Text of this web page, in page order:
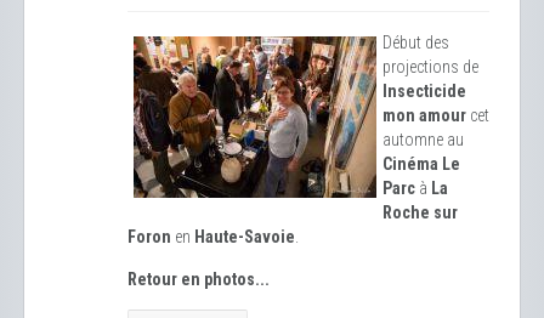
Début des
projections de
Insecticide
mon amour cet
automne au
Cinéma Le
Parc à La
Roche sur
Foron en Haute-Savoie
Retour en photos...